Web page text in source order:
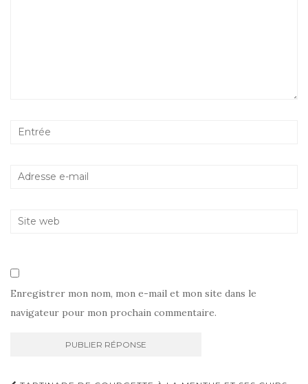
Enregistrer mon nom, mon e-mail et mon site dans le
navigateur pour mon prochain commentaire.